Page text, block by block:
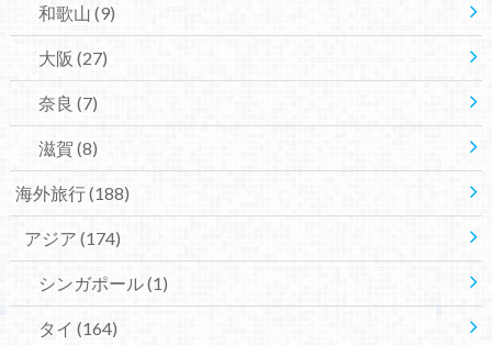
和歌山 (9)
大阪 (27)
奈良 (7)
滋賀 (8)
海外旅行(188)
アジア (174)
シンガポール(1)
タイ (164)